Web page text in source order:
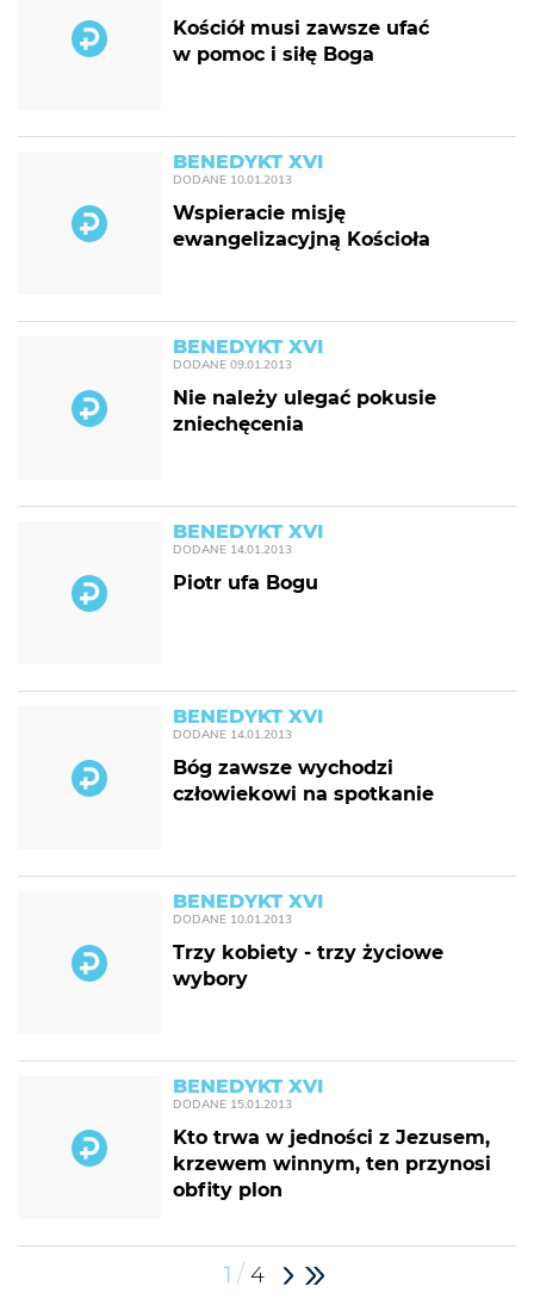
Kościół musi zawsze ufać
w pomoc i siłę Boga
BENEDYKT XVI
DODANE 10.01.2013
Wspieracie misję
ewangelizacyjną Kościoła
BENEDYKT XVI
DODANE 09.01.2013
Nie należy ulegać pokusie
zniechęcenia
BENEDYKT XVI
DODANE 14.01.2013
Piotr ufa Bogu
BENEDYKT XVI
DODANE 14.01.2013
Bóg zawsze wychodzi
człowiekowi na spotkanie
BENEDYKT XVI
DODANE 10.01.2013
Trzy kobiety - trzy życiowe
wybory
BENEDYKT XVI
DODANE 15.01.2013
Kto trwa w jedności z Jezusem,
krzewem winnym, ten przynosi
obfity plon
1 / 4